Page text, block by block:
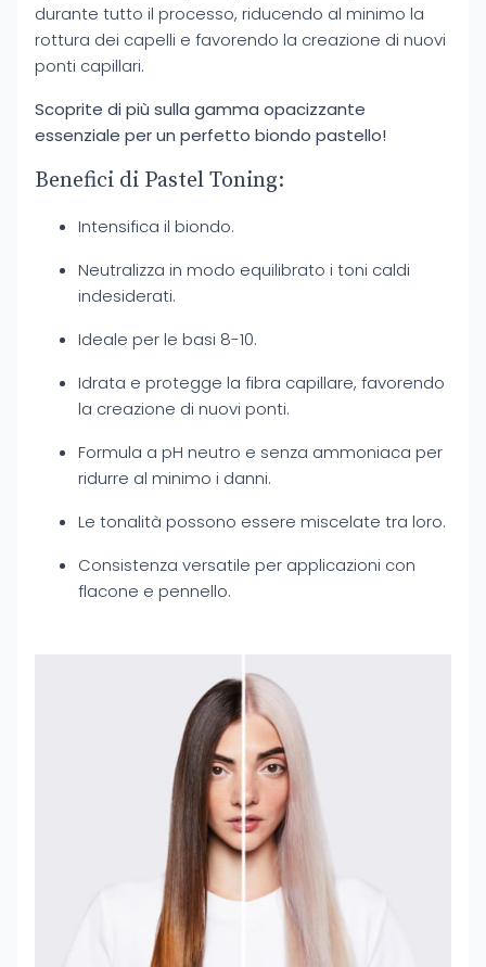
durante tutto il processo, riducendo al minimo la
rottura dei capelli e favorendo la creazione di nuovi
ponti capillari.
Scoprite di più sulla gamma opacizzante
essenziale per un perfetto biondo pastello!
Benefici di Pastel Toning:
Intensifica il biondo.
Neutralizza in modo equilibrato i toni caldi
indesiderati.
Ideale per le basi 8-10.
Idrata e protegge la fibra capillare, favorendo
la creazione di nuovi ponti.
Formula a pH neutro e senza ammoniaca per
ridurre al minimo i danni.
Le tonalità possono essere miscelate tra loro.
Consistenza versatile per applicazioni con
flacone e pennello.